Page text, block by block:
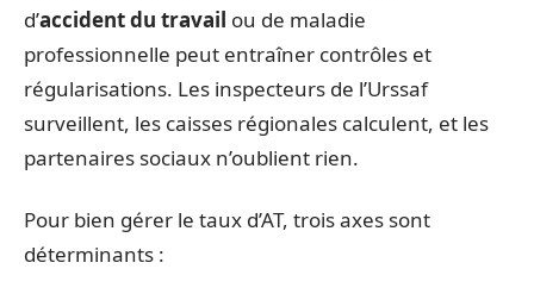
d’accident du travail ou de maladie
professionnelle peut entraîner contrôles et
régularisations. Les inspecteurs de l’Urssaf
surveillent, les caisses régionales calculent, et les
partenaires sociaux n’oublient rien.
Pour bien gérer le taux d’AT, trois axes sont
déterminants :